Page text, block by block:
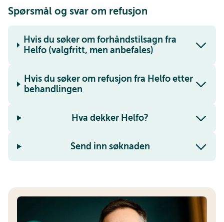
Spørsmål og svar om refusjon
Hvis du søker om forhåndstilsagn fra
Helfo (valgfritt, men anbefales)
Hvis du søker om refusjon fra Helfo etter
behandlingen
Hva dekker Helfo?
Send inn søknaden